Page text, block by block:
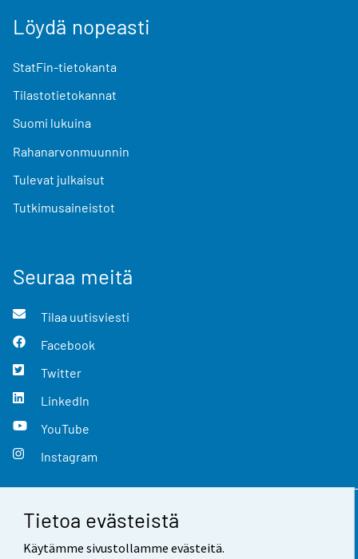
Tietoa evästeistä
Käytämme sivustollamme evästeitä.
Löydä nopeasti
StatFin-tietokanta
Tilastotietokannat
Suomi lukuina
Rahanarvonmuunnin
Tulevat julkaisut
Tutkimusaineistot
Seuraa meitä
Tilaa uutisviesti
Facebook
Twitter
LinkedIn
YouTube
Instagram
Yhteystiedot